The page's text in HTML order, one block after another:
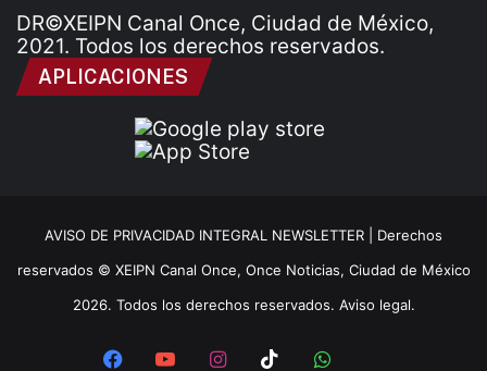
DR©XEIPN Canal Once, Ciudad de México,
2021. Todos los derechos reservados.
APLICACIONES
AVISO DE PRIVACIDAD INTEGRAL NEWSLETTER | Derechos
reservados © XEIPN Canal Once, Once Noticias, Ciudad de México
2026. Todos los derechos reservados. Aviso legal.
FacebookYouTubeInstagram
TikTokWhatsApp